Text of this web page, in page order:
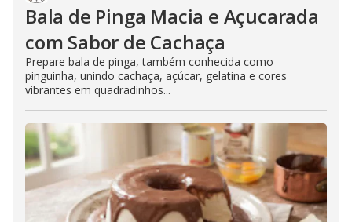
Bala de Pinga Macia e Açucarada
com Sabor de Cachaça
Prepare bala de pinga, também conhecida como
pinguinha, unindo cachaça, açúcar, gelatina e cores
vibrantes em quadradinhos...